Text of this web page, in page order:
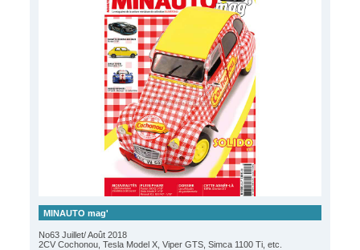
MINAUTO mag'
No63 Juillet/ Août 2018
2CV Cochonou, Tesla Model X, Viper GTS, Simca 1100 Ti, etc.